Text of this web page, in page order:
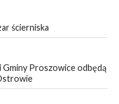
ścierniska
Proszowice odbędą